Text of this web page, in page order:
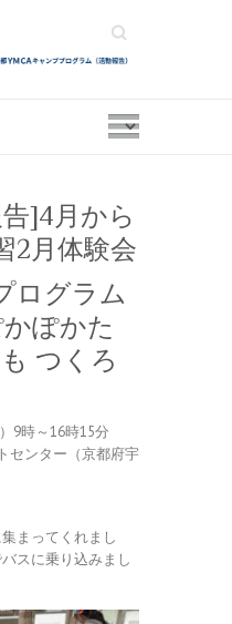
Search
]4月から
2月体験会
ログラム
ぽかた
つくろ
9時～16時15分
センター（京都府宇
まってくれまし
スに乗り込みまし